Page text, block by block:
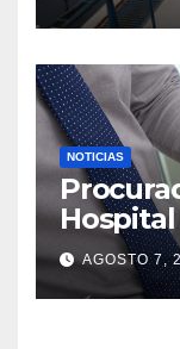
NOTICIAS
AGOSTO 7,